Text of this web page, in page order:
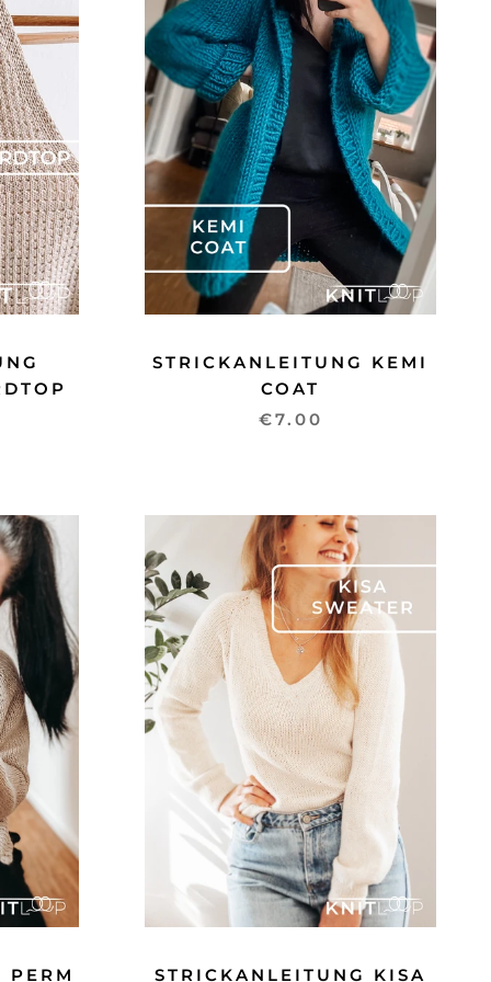
STRICKANLEITUNG KEMI
COAT
€7.00
PERM STRICKANLEITUNG KISA